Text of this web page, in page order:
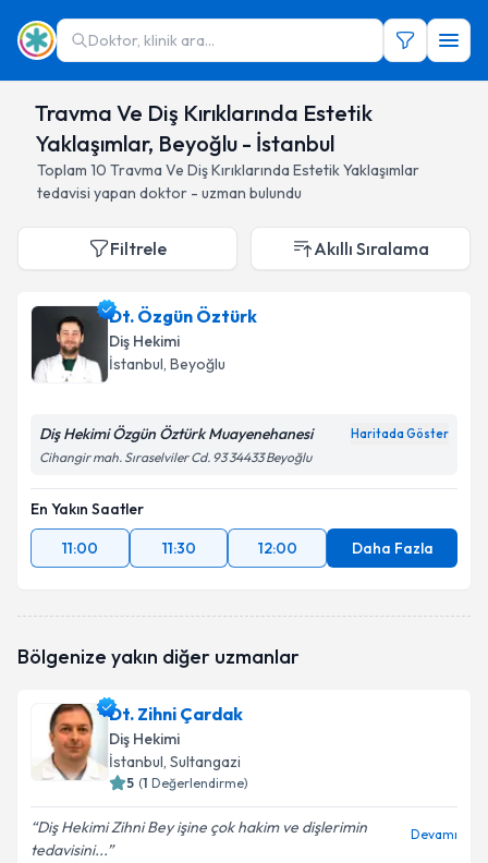
Doktor, klinik ara...
Travma Ve Diş Kırıklarında Estetik
Yaklaşımlar, Beyoğlu - İstanbul
Toplam 10 Travma Ve Diş Kırıklarında Estetik Yaklaşımlar
tedavisi yapan doktor - uzman bulundu
Filtrele Akıllı Sıralama
Dt. Özgün Öztürk
Diş Hekimi
İstanbul, Beyoğlu
Diş Hekimi Özgün Öztürk Muayenehanesi Haritada Göster
Cihangir mah. Sıraselviler Cd. 93 34433 Beyoğlu
En Yakın Saatler
11:00
11:30 12:00 Daha Fazla
Bölgenize yakın diğer uzmanlar
Dt. Zihni Çardak
Diş Hekimi
İstanbul, Sultangazi
5 (1 Değerlendirme)
Diş Hekimi Zihni Bey işine çok hakim ve dişlerimin
tedavisini...
Devamı